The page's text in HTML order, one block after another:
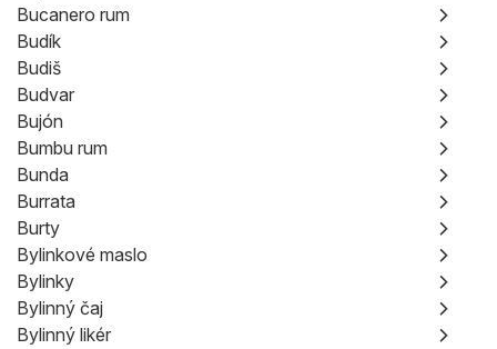
Bucanero rum
Budík
Budiš
Budvar
Bujón
Bumbu rum
Bunda
Burrata
Burty
Bylinkové maslo
Bylinky
Bylinný čaj
Bylinný likér